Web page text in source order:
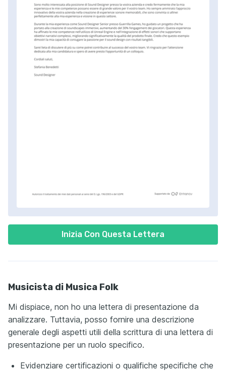
Inizia Con Questa Lettera
Musicista di Musica Folk
Mi dispiace, non ho una lettera di presentazione da
analizzare. Tuttavia, posso fornire una descrizione
generale degli aspetti utili della scrittura di una lettera di
presentazione per un ruolo specifico.
Evidenziare certificazioni o qualifiche specifiche che